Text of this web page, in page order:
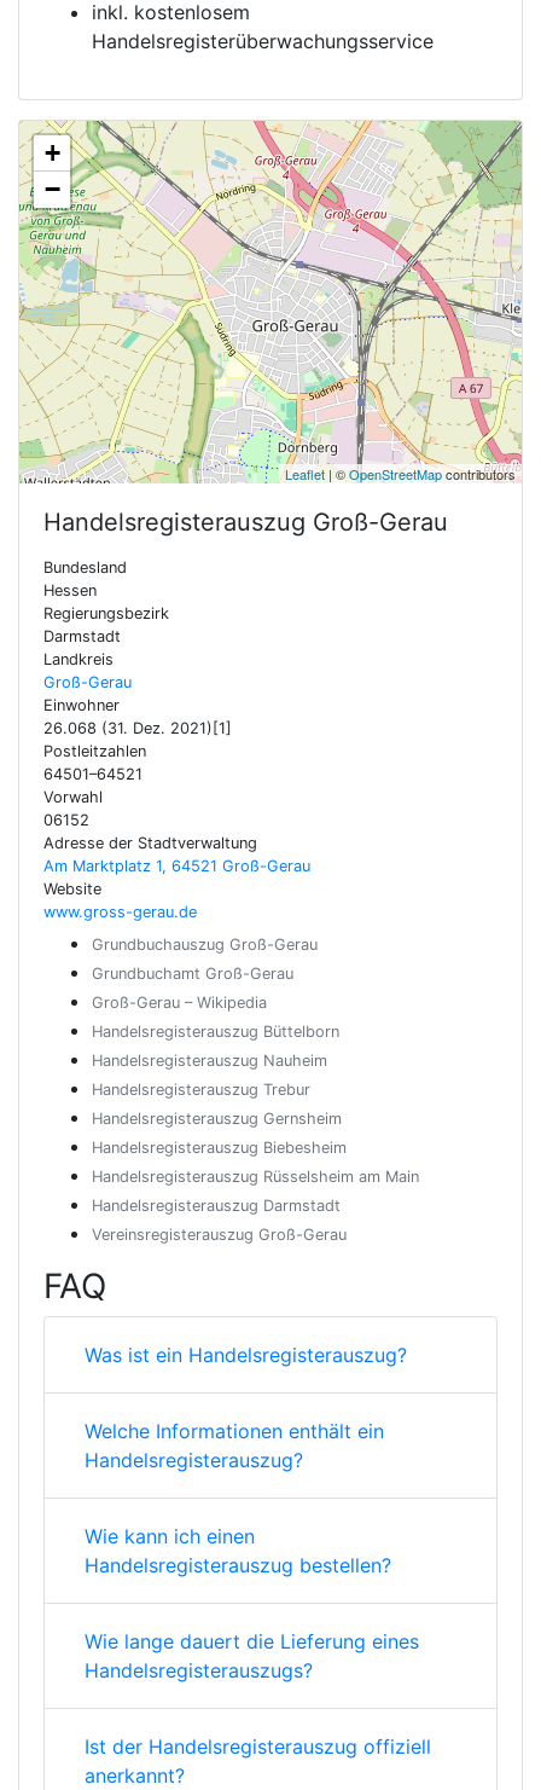
inkl. kostenlosem
Handelsregisterüberwachungsservice
+
−
Leaflet | ©OpenStreetMapcontributors
Handelsregisterauszug Groß-Gerau
Bundesland
Hessen
Regierungsbezirk
Darmstadt
Landkreis
Groß-Gerau
Einwohner
26.068 (31. Dez. 2021)[1]
Postleitzahlen
64501–64521
Vorwahl
06152
Adresse der Stadtverwaltung
Am Marktplatz 1, 64521 Groß-Gerau
Website
www.gross-gerau.de
Grundbuchauszug Groß-Gerau
Grundbuchamt Groß-Gerau
Groß-Gerau – Wikipedia
Handelsregisterauszug Büttelborn
Handelsregisterauszug Nauheim
Handelsregisterauszug Trebur
Handelsregisterauszug Gernsheim
Handelsregisterauszug Biebesheim
Handelsregisterauszug Rüsselsheim am Main
Handelsregisterauszug Darmstadt
Vereinsregisterauszug Groß-Gerau
FAQ
Was ist ein Handelsregisterauszug?
Welche Informationen enthält ein
Handelsregisterauszug?
Wie kann ich einen
Handelsregisterauszug bestellen?
Wie lange dauert die Lieferung eines
Handelsregisterauszugs?
Ist der Handelsregisterauszug offiziell
anerkannt?